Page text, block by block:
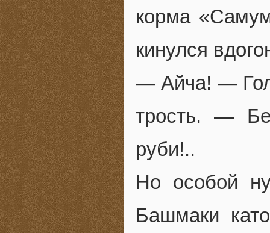
корма
кинулся
— Айча! —
трость. —
руби!..
Но особой
Башмаки